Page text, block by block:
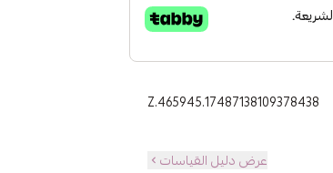
Z.465945.17487138109378438
عرض دليل القياسات